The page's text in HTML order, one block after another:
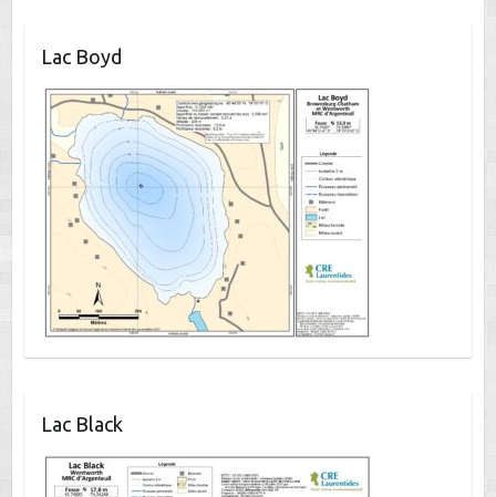
Lac Boyd
Lac Black